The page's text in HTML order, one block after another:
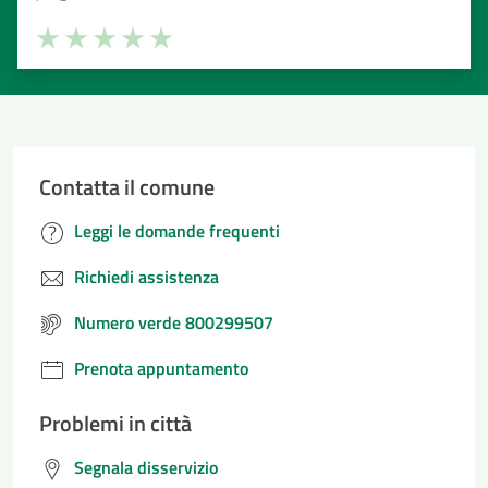
Valuta la chiarezza delle informazioni (da 1 a 5 stelle)
Seleziona il numero di stelle per valutare la chiarezza delle
Valuta 5 stelle su 5
Valuta 4 stelle su 5
Valuta 3 stelle su 5
Valuta 2 stelle su 5
Valuta 1 stelle su 5
Contatta il comune
Leggi le domande frequenti
Richiedi assistenza
Numero verde 800299507
Prenota appuntamento
Problemi in città
Segnala disservizio